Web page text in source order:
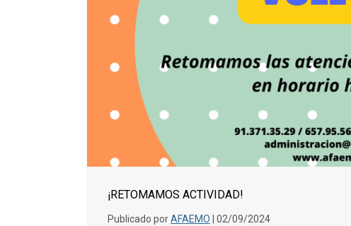
¡RETOMAMOS ACTIVIDAD!
Publicado porAFAEMO | 02/09/2024